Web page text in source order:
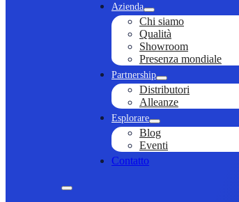
Azienda
Chi siamo
Qualità
Showroom
Presenza mondiale
Partnership
Distributori
Alleanze
Esplorare
Blog
Eventi
Contatto